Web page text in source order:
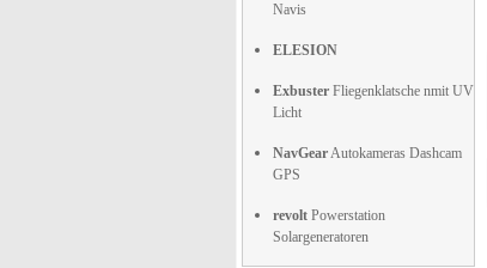
Navis
ELESION
Exbuster Fliegenklatsche nmit UV
Licht
NavGearAutokameras Dashcam
GPS
revolt Powerstation
Solargeneratoren